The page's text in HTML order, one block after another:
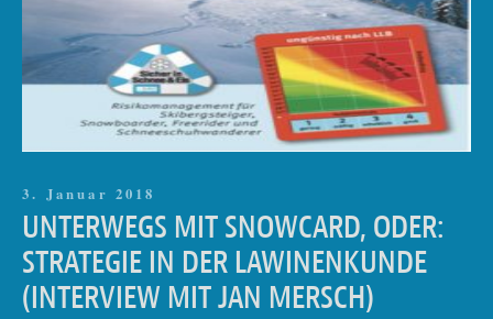
3. Januar 2018
UNTERWEGS MIT SNOWCARD, ODER:
STRATEGIE IN DER LAWINENKUNDE
(INTERVIEW MIT JAN MERSCH)